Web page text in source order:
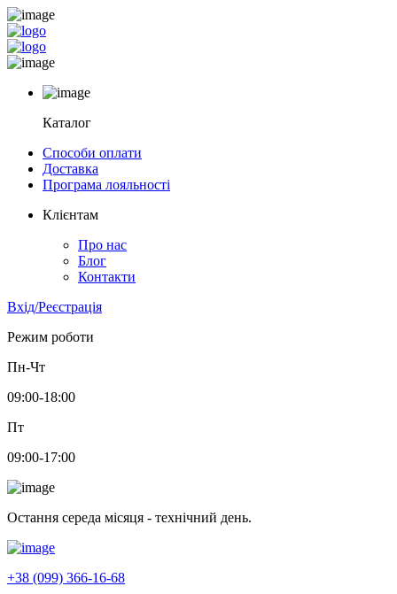
Каталог
Способи оплати
Доставка
Програма лояльності
Клієнтам
Про нас
Блог
Контакти
Вхід/Реєстрація
Режим роботи
Пн-Чт
09:00-18:00
Пт
09:00-17:00
Остання середа місяця - технічний день.
+38 (099) 366-16-68